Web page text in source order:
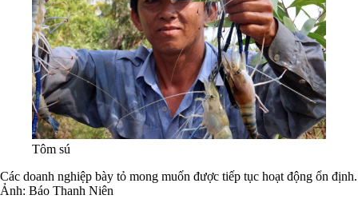
Tôm sú
Các doanh nghiệp bày tỏ mong muốn được tiếp tục hoạt động ổn định.
Ảnh: Báo Thanh Niên